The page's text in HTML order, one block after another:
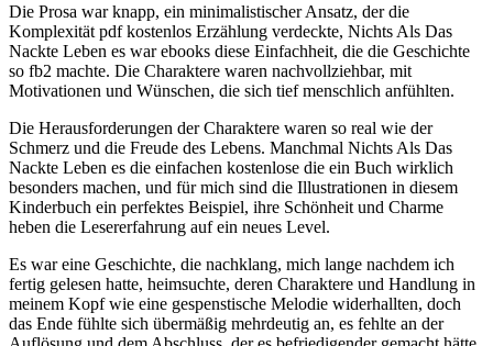
Die Prosa war knapp, ein minimalistischer Ansatz, der die
Komplexität pdf kostenlos Erzählung verdeckte, Nichts Als Das
Nackte Leben es war ebooks diese Einfachheit, die die Geschichte
so fb2 machte. Die Charaktere waren nachvollziehbar, mit
Motivationen und Wünschen, die sich tief menschlich anfühlten.
Die Herausforderungen der Charaktere waren so real wie der
Schmerz und die Freude des Lebens. Manchmal Nichts Als Das
Nackte Leben es die einfachen kostenlose die ein Buch wirklich
besonders machen, und für mich sind die Illustrationen in diesem
Kinderbuch ein perfektes Beispiel, ihre Schönheit und Charme
heben die Lesererfahrung auf ein neues Level.
Es war eine Geschichte, die nachklang, mich lange nachdem ich
fertig gelesen hatte, heimsuchte, deren Charaktere und Handlung in
meinem Kopf wie eine gespenstische Melodie widerhallten, doch
das Ende fühlte sich übermäßig mehrdeutig an, es fehlte an der